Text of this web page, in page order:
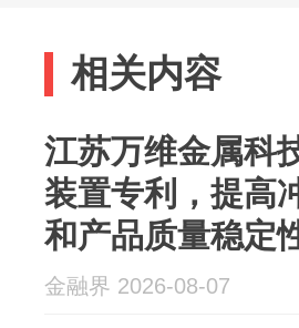
相关内容
江苏万维金属科
装置专利，提高
和产品质量稳定
金融界 2026-08-07